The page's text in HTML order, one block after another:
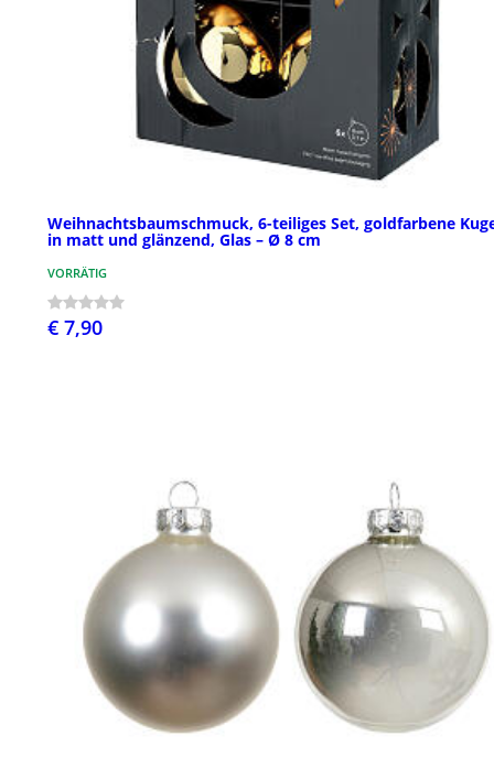
Weihnachtsbaumschmuck, 6-teiliges Set, goldfarbene
in matt und glänzend, Glas – Ø 8 cm
VORRÄTIG
€ 7,90